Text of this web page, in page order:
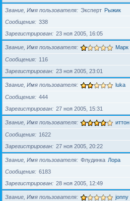
Звание, Имя пользователя Эксперт Рыжик
Сообщения
338
Зарегистрирован
23 ноя 2005, 16:05
Звание, Имя пользователя Марк
Сообщения
116
Зарегистрирован
23 ноя 2005, 23:01
Звание, Имя пользователя luka
Сообщения
444
Зарегистрирован
27 ноя 2005, 15:31
Звание, Имя пользователя иттон
Сообщения
1622
Зарегистрирован
27 ноя 2005, 20:22
Звание, Имя пользователя Флудинка Лора
Сообщения
6183
Зарегистрирован
28 ноя 2005, 12:49
Звание, Имя пользователя jonny